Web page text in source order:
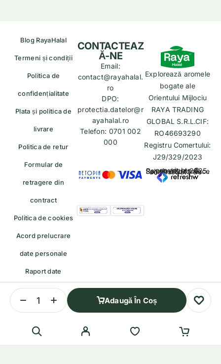
Adaugă În Coș
Blog RayaHalal
Termeni și condiții
Politica de
confidențialitate
Plata și politica de
livrare
Politica de retur
Formular de
retragere din
contract
Politica de cookies
Acord prelucrare
date personale
Raport date
personale
Explorează aromele
bogate ale
Orientului Mijlociu
RAYA TRADING
GLOBAL S.R.L.CIF:
RO46693290
Registru Comertului:
J29/329/2023
copyrights © Rayahalal.ro 2025. Soluție eCommerce administrată de
CONTACTEAZ
Ă-NE
Email:
contact@rayahalal.
ro
DPO:
protectia.datelor@r
ayahalal.ro
Telefon: 0701 002
000